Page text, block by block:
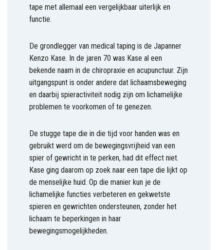
tape met allemaal een vergelijkbaar uiterlijk en
functie.
De grondlegger van medical taping is de Japanner
Kenzo Kase. In de jaren 70 was Kase al een
bekende naam in de chiropraxie en acupunctuur. Zijn
uitgangspunt is onder andere dat lichaamsbeweging
en daarbij spieractiviteit nodig zijn om lichamelijke
problemen te voorkomen of te genezen.
De stugge tape die in die tijd voor handen was en
gebruikt werd om de bewegingsvrijheid van een
spier of gewricht in te perken, had dit effect niet.
Kase ging daarom op zoek naar een tape die lijkt op
de menselijke huid. Op die manier kun je de
lichamelijke functies verbeteren en gekwetste
spieren en gewrichten ondersteunen, zonder het
lichaam te beperkingen in haar
bewegingsmogelijkheden.